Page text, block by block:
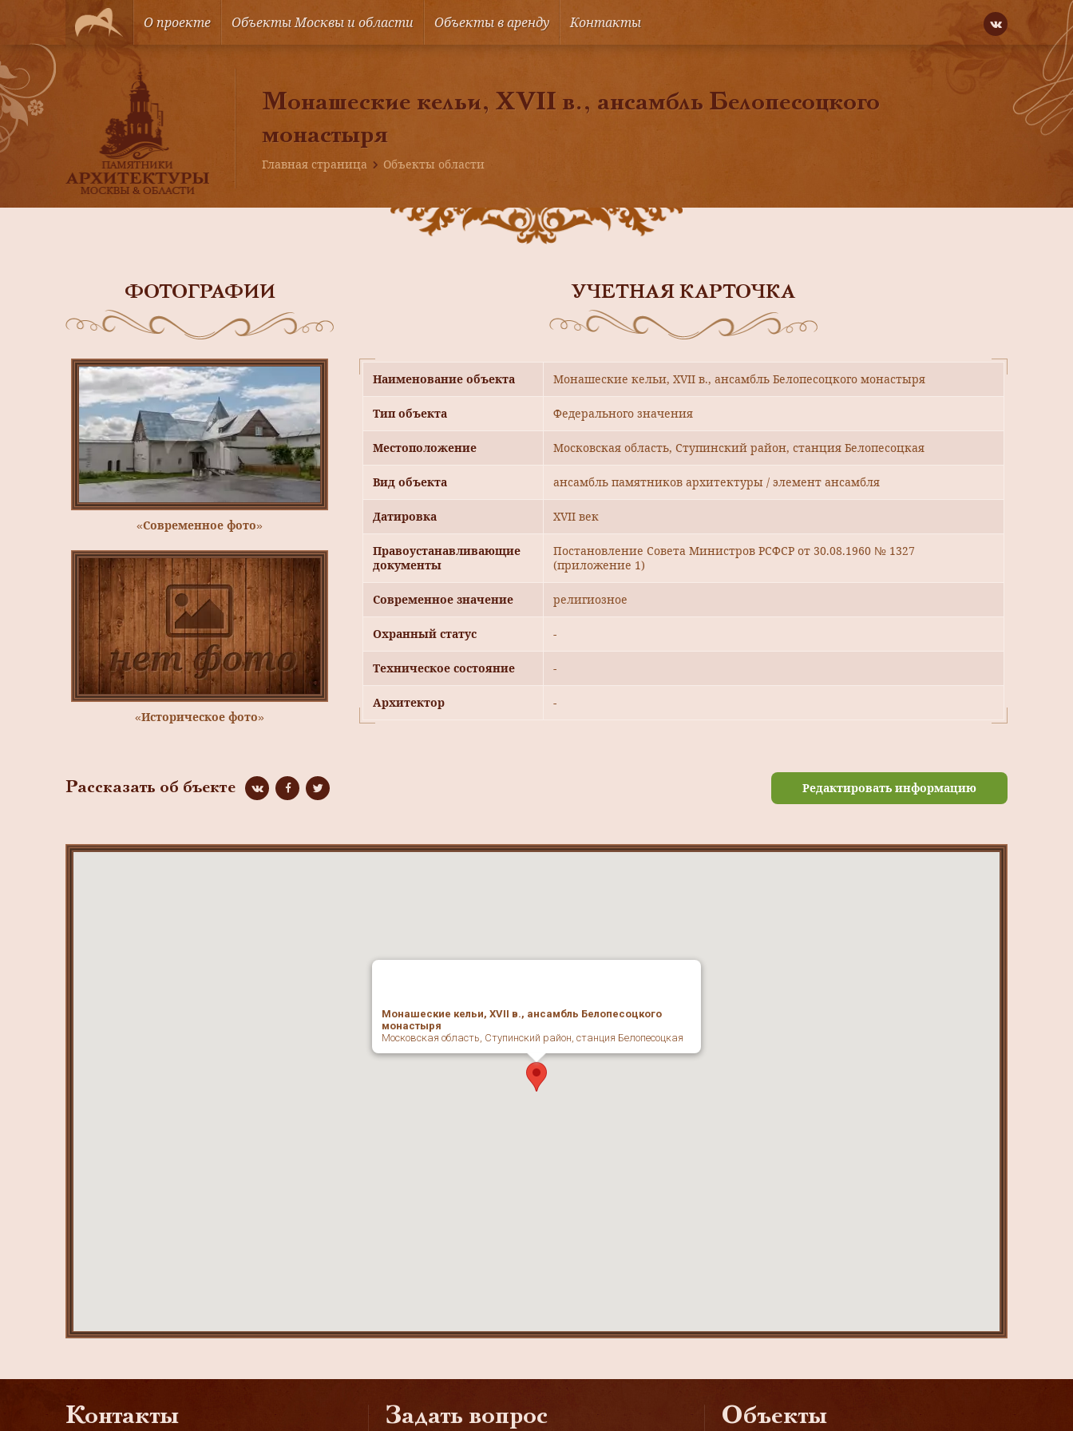
О проекте Объекты Москвы и области Объекты в аренду Контакты
Монашеские кельи, ХVII в., ансамбль Белопесоцкого
монастыря
Главная страница Объекты области
ФОТОГРАФИИ
«Современное фото»
«Историческое фото»
УЧЕТНАЯ КАРТОЧКА
Наименование объекта Монашеские кельи, ХVII в., ансамбль Белопесоцкого монастыря
Тип объекта Федерального значения
Местоположение Московская область, Ступинский район, станция Белопесоцкая
Вид объекта ансамбль памятников архитектуры / элемент ансамбля
Датировка ХVII век
Правоустанавливающие
документы
Постановление Совета Министров РСФСР от 30.08.1960 № 1327
(приложение 1)
Современное значение религиозное
Охранный статус -
Техническое состояние -
Архитектор -
Рассказать об бъекте Редактировать информацию
Монашеские кельи, ХVII в., ансамбль Белопесоцкого
монастыря
Московская область, Ступинский район, станция Белопесоцкая
Контакты Задать вопрос Объекты